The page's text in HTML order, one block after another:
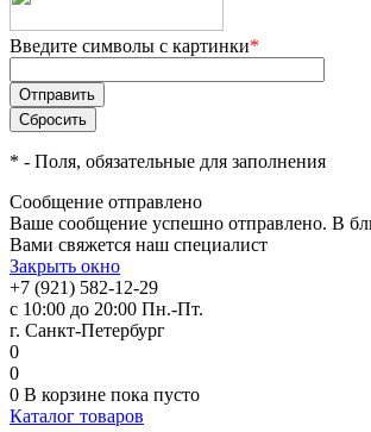
Введите символы с картинки*
* - Поля, обязательные для заполнения
Сообщение отправлено
Ваше сообщение успешно отправлено. В
Вами свяжется наш специалист
Закрыть окно
+7 (921) 582-12-29
с 10:00 до 20:00 Пн.-Пт.
г. Санкт-Петербург
0
0
0 В корзине пока пусто
Каталог товаров